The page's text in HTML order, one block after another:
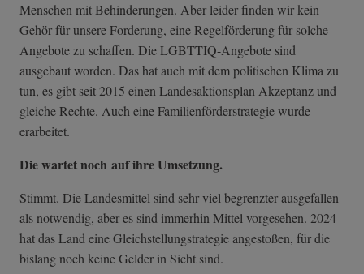
Menschen mit Behinderungen. Aber leider finden wir kein
Gehör für unsere Forderung, eine Regelförderung für solche
Angebote zu schaffen. Die LGBTTIQ-Angebote sind
ausgebaut worden. Das hat auch mit dem politischen Klima zu
tun, es gibt seit 2015 einen Landesaktionsplan Akzeptanz und
gleiche Rechte. Auch eine Familienförderstrategie wurde
erarbeitet.
Die wartet noch auf ihre Umsetzung.
Stimmt. Die Landesmittel sind sehr viel begrenzter ausgefallen
als notwendig, aber es sind immerhin Mittel vorgesehen. 2024
hat das Land eine Gleichstellungstrategie angestoßen, für die
bislang noch keine Gelder in Sicht sind.